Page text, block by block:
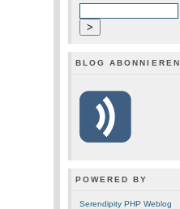
BLOG ABONNIEREN
POWERED BY
Serendipity PHP Weblog